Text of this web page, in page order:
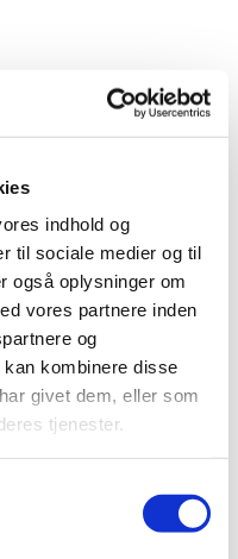
indhold og
til sociale medier og til
også oplysninger om
vores partnere inden
og
kombinere disse
givet dem, eller som
tjenester.
udarbejde
dit CV
bedste pris
konsulenter